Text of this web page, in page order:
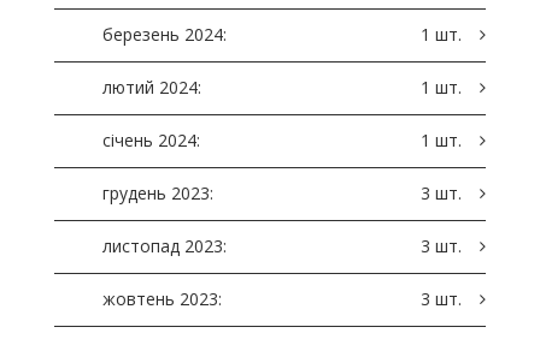
березень 2024: 1 шт.
лютий 2024: 1 шт.
січень 2024: 1 шт.
грудень 2023: 3 шт.
листопад 2023: 3 шт.
жовтень 2023: 3 шт.